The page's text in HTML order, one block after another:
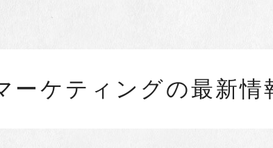
ーケティングの最新情